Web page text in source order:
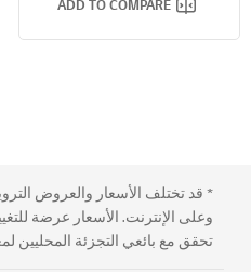
ADD TO COMPARE
* قد تختلف الأسعار والعروض
وعلى الإنترنت. الأسعار عرضة
تحقق مع بائعي التجزئة المحليين